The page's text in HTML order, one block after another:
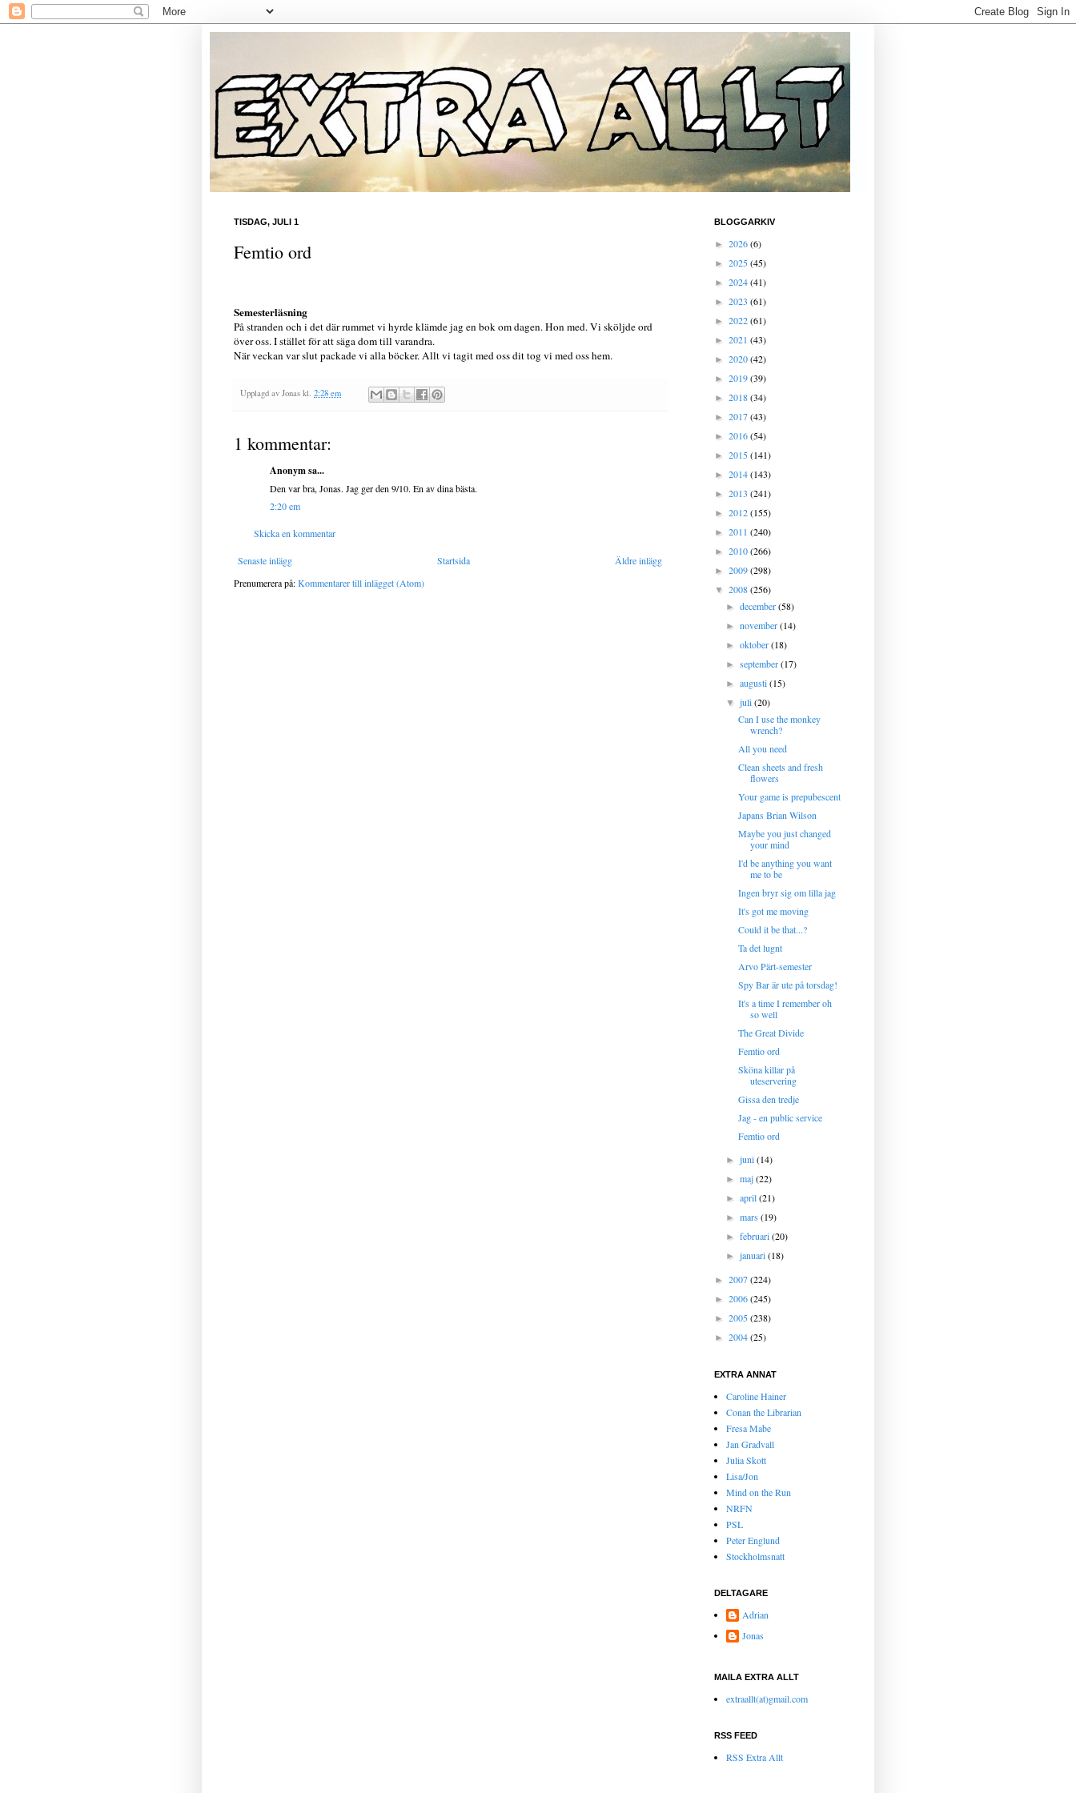
TISDAG, JULI 1
Femtio ord
Semesterläsning
På stranden och i det där rummet vi hyrde klämde jag en bok om dagen. Hon med. Vi sköljde ord
över oss. I stället för att säga dom till varandra.
När veckan var slut packade vi alla böcker. Allt vi tagit med oss dit tog vi med oss hem.
Upplagd av Jonas kl. 2:28 em
1 kommentar:
Anonym sa...
Den var bra, Jonas. Jag ger den 9/10. En av dina bästa.
2:20 em
Skicka en kommentar
Senaste inlägg Äldre inlägg
Startsida
Prenumerera på:Kommentarer till inlägget (Atom)
BLOGGARKIV
► 2026(6)
► 2025(45)
► 2024(41)
► 2023 (61)
► 2022(61)
► 2021 (43)
► 2020(42)
► 2019(39)
► 2018(34)
► 2017(43)
► 2016(54)
► 2015(141)
► 2014(143)
► 2013 (241)
► 2012(155)
► 2011 (240)
► 2010(266)
► 2009(298)
▼ 2008(256)
►december(58)
►november(14)
►oktober(18)
►september(17)
►augusti(15)
▼juli(20)
Can I use the monkey
wrench?
All you need
Clean sheets and fresh
flowers
Your game is prepubescent
Japans Brian Wilson
Maybe you just changed
your mind
I'd be anything you want
me to be
Ingen bryr sig om lilla jag
It's got me moving
Could it be that...?
Ta det lugnt
Arvo Pärt-semester
Spy Bar är ute på torsdag!
It's a time I remember oh
so well
The Great Divide
Femtio ord
Sköna killar på
uteservering
Gissa den tredje
Jag - en public service
Femtio ord
►juni(14)
►maj(22)
►april(21)
►mars(19)
►februari(20)
►januari(18)
► 2007(224)
► 2006(245)
► 2005(238)
► 2004(25)
EXTRA ANNAT
Caroline Hainer
Conan the Librarian
Fresa Mabe
Jan Gradvall
Julia Skott
Lisa/Jon
Mind on the Run
NRFN
PSL
Peter Englund
Stockholmsnatt
DELTAGARE
Adrian
Jonas
MAILA EXTRA ALLT
extraallt(at)gmail.com
RSS FEED
RSS Extra Allt